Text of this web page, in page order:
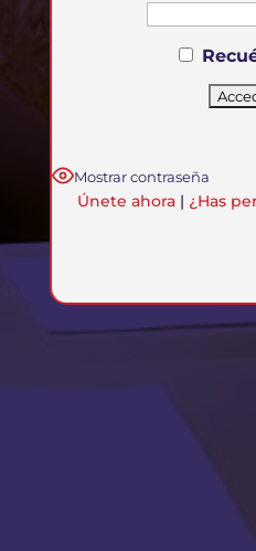
Mostrar contraseña
Únete ahora | ¿Has